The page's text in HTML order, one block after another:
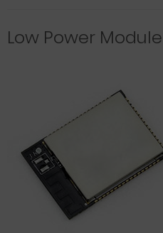
Low Power Module